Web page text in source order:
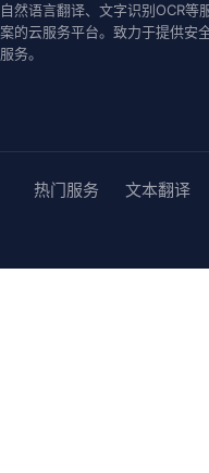
自然语言翻译、文字识别OCR等
案的云服务平台。致力于提供安
服务。
热门服务 文本翻译